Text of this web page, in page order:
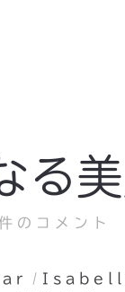
る
のコメント